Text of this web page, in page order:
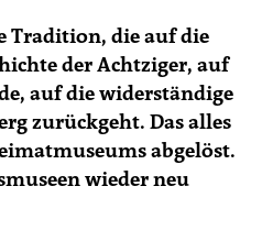
Tradition, die auf die
der Achtziger, auf
auf die widerständige
zurückgeht. Das alles
abgelöst.
wieder neu